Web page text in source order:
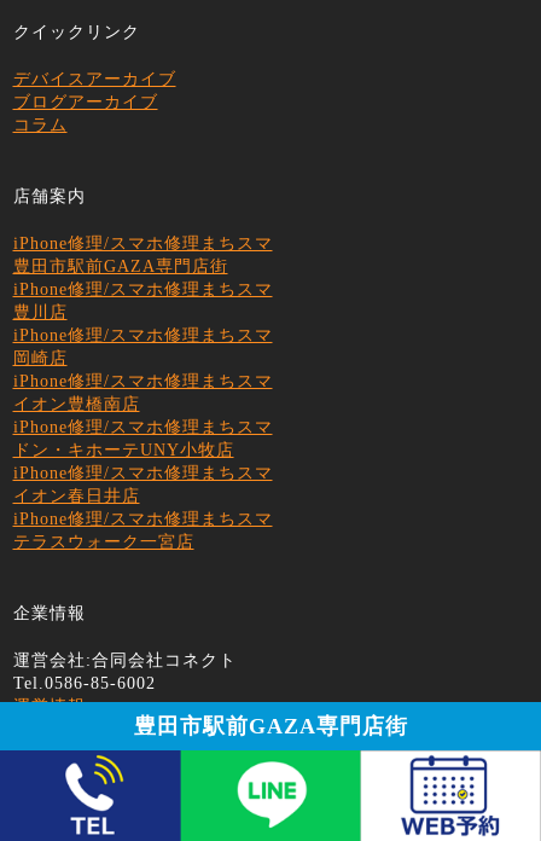
クイックリンク
デバイスアーカイブ
ブログアーカイブ
コラム
店舗案内
iPhone修理/スマホ修理まちスマ
豊田市駅前GAZA専門店街
iPhone修理/スマホ修理まちスマ
豊川店
iPhone修理/スマホ修理まちスマ
岡崎店
iPhone修理/スマホ修理まちスマ
イオン豊橋南店
iPhone修理/スマホ修理まちスマ
ドン・キホーテUNY小牧店
iPhone修理/スマホ修理まちスマ
イオン春日井店
iPhone修理/スマホ修理まちスマ
テラスウォーク一宮店
企業情報
運営会社:合同会社コネクト
Tel.0586-85-6002
運営情報
豊田市駅前GAZA専門店街